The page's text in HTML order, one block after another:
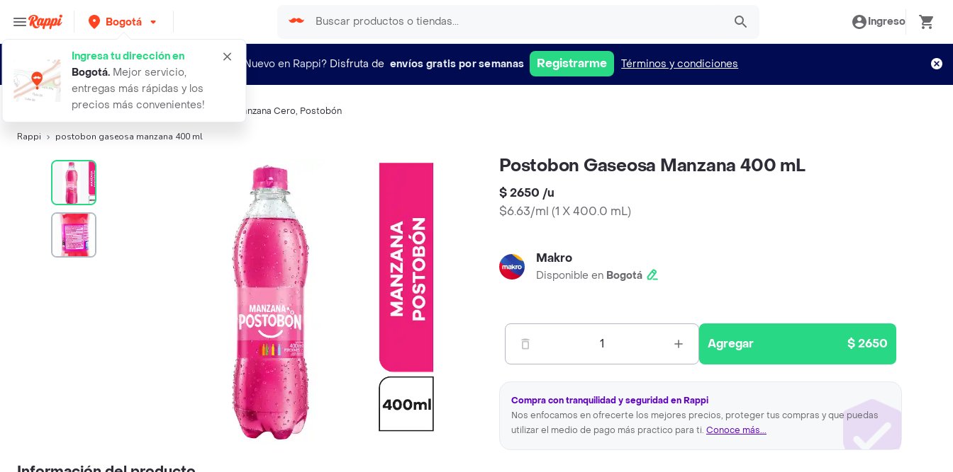
Bogotá
Ingresa tu dirección en
Bogotá. Mejor servicio,
entregas más rápidas y los
precios más convenientes!
Ingreso
¿Nuevo en Rappi? Disfruta de envíos gratis por semanas Registrarme Términos y condiciones
Búsquedas relacionadas:Gaseosas,Manzana Manzana Cero, Postobón
Rappi postobon gaseosa manzana 400 ml
Postobon Gaseosa Manzana 400 mL
$ 2650 /u
$6.63/ml (1 X 400.0 mL)
Makro
Disponible en Bogotá
1 Agregar $ 2650
Compra con tranquilidad y seguridad en Rappi
Nos enfocamos en ofrecerte los mejores precios, proteger tus compras y que puedas
utilizar el medio de pago más practico para ti. Conoce más...